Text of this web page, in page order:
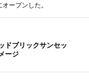
ープンした。
ドブリックサンセッ
ージ